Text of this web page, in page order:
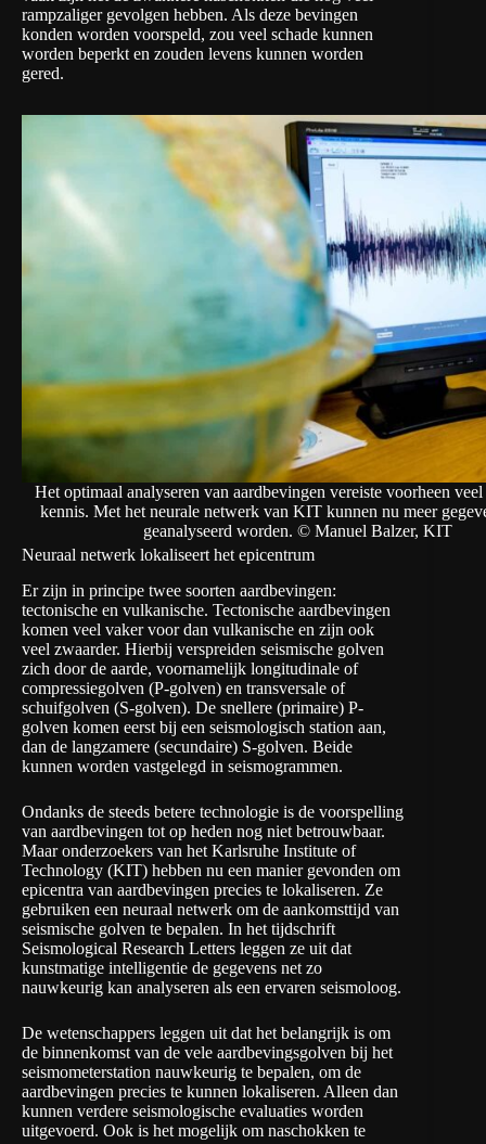
rampzaliger gevolgen hebben. Als deze bevingen
konden worden voorspeld, zou veel schade kunnen
worden beperkt en zouden levens kunnen worden
gered.
Het optimaal analyseren van aardbevingen vereiste voorheen
kennis. Met het neurale netwerk van KIT kunnen nu meer
geanalyseerd worden. © Manuel Balzer, KIT
Neuraal netwerk lokaliseert het epicentrum
Er zijn in principe twee soorten aardbevingen:
tectonische en vulkanische. Tectonische aardbevingen
komen veel vaker voor dan vulkanische en zijn ook
veel zwaarder. Hierbij verspreiden seismische golven
zich door de aarde, voornamelijk longitudinale of
compressiegolven (P-golven) en transversale of
schuifgolven (S-golven). De snellere (primaire) P-
golven komen eerst bij een seismologisch station aan,
dan de langzamere (secundaire) S-golven. Beide
kunnen worden vastgelegd in seismogrammen.
Ondanks de steeds betere technologie is de voorspelling
van aardbevingen tot op heden nog niet betrouwbaar.
Maar onderzoekers van het Karlsruhe Institute of
Technology (KIT) hebben nu een manier gevonden om
epicentra van aardbevingen precies te lokaliseren. Ze
gebruiken een neuraal netwerk om de aankomsttijd van
seismische golven te bepalen. In het tijdschrift
Seismological Research Letters leggen ze uit dat
kunstmatige intelligentie de gegevens net zo
nauwkeurig kan analyseren als een ervaren seismoloog.
De wetenschappers leggen uit dat het belangrijk is om
de binnenkomst van de vele aardbevingsgolven bij het
seismometerstation nauwkeurig te bepalen, om de
aardbevingen precies te kunnen lokaliseren. Alleen dan
kunnen verdere seismologische evaluaties worden
uitgevoerd. Ook is het mogelijk om naschokken te